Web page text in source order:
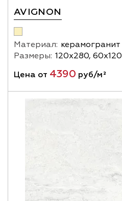
AVIGNON
Материал: керамогранит
Размеры: 120х280, 60х120
Цена от 4390 руб/м²